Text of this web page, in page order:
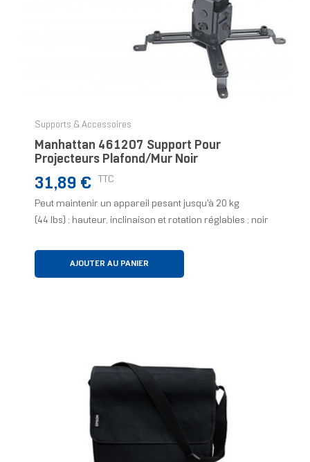
Supports & Accessoires
Manhattan 461207 Support Pour
Projecteurs Plafond/mur Noir
Prix
31,89 € TTC
Peut maintenir un appareil pesant jusqu'à 20 kg
(44 lbs) ; hauteur, inclinaison et rotation réglables ; noir
AJOUTER AU PANIER